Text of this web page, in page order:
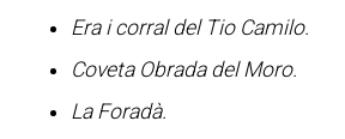
Era i corral del Tio Camilo.
Coveta Obrada del Moro.
La Foradà.